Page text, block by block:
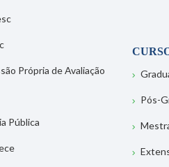
Própria de Avaliação
Pública
Pós-